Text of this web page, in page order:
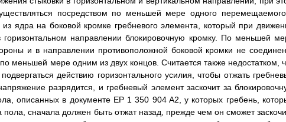
посредством по меньшей мере одного
ядра на боковой кромке гребневого элемента, который при
направлении блокировочную кромку. По меньшей
и в направлении противоположной боковой кромки не
меньшей мере одним из двух концов. Считается также недостатком,
действию горизонтального усилия, чтобы отжать
разрядится, и гребневый элемент заскочит за
описанных в документе EP 1 350 904 A2, у которых гребень,
сначала должен быть отжат назад, прежде чем он сможет